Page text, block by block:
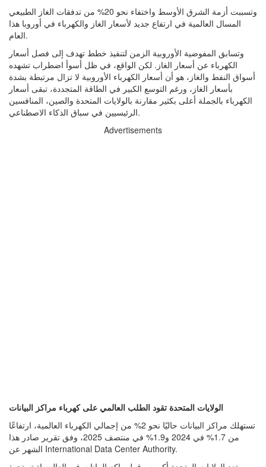
وتسببت أزمة الشرق الأوسط واختفاء نحو 20% من تدفقات الغاز الطبيعي
المسال العالمية في ارتفاع جديد لأسعار الغاز والكهرباء في أوروبا هذا
العام.
وتسابق المفوضية الأوروبية الزمن لتنفيذ خطط تهدف إلى فصل أسعار
الكهرباء عن أسعار الغاز. لكن الواقع، في ظل أسوأ اضطراب تشهده
أسواق النفط والغاز، هو أن أسعار الكهرباء الأوروبية لا تزال مرتبطة بشدة
بأسعار الغاز، ورغم التوسع الكبير في الطاقة المتجددة، تبقى أسعار
الكهرباء بالجملة أعلى بكثير مقارنة بالولايات المتحدة والصين، المنافسين
الرئيسيين في سباق الذكاء الاصطناعي.
Advertisements
الولايات المتحدة تقود الطلب العالمي على كهرباء مراكز البيانات
تستهلك مراكز البيانات حاليًا نحو 2% من إجمالي الكهرباء العالمية، ارتفاعًا
من 1.7% في 2024 و1.9% في منتصف 2025، وفق تقرير صادر هذا
الشهر عن International Data Center Authority.